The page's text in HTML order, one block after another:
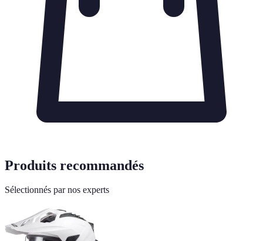
Produits recommandés
Sélectionnés par nos experts